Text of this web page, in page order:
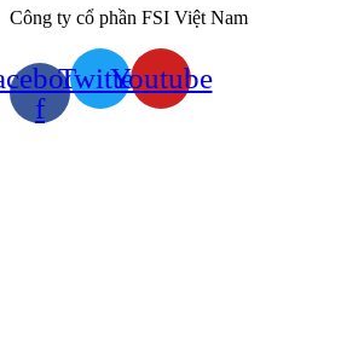
Công ty cổ phần FSI Việt Nam
f
TwitterYoutube